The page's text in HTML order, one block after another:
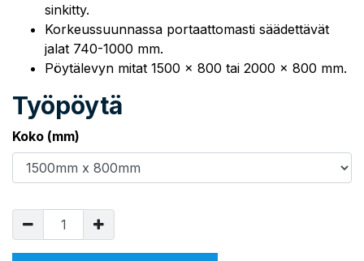
sinkitty.
Korkeussuunnassa portaattomasti säädettävät
jalat 740-1000 mm.
Pöytälevyn mitat 1500 x 800 tai 2000 x 800 mm.
Työpöytä
Koko (mm)